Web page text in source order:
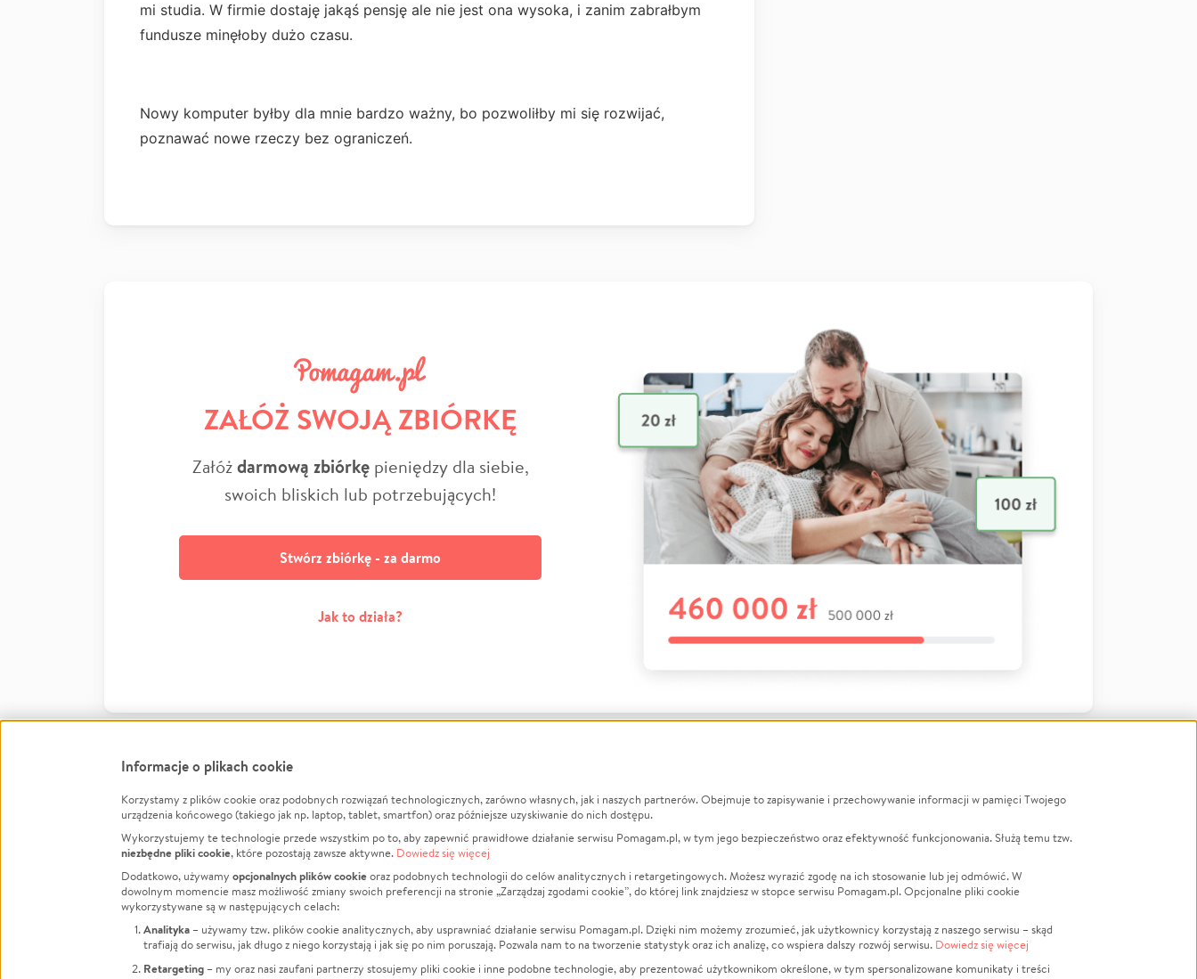
mi studia. W firmie dostaję jakąś pensję ale nie jest ona wysoka, i zanim zabrałbym
fundusze minęłoby dużo czasu.
Nowy komputer byłby dla mnie bardzo ważny, bo pozwoliłby mi się rozwijać,
poznawać nowe rzeczy bez ograniczeń.
ZAŁÓŻ SWOJĄ ZBIÓRKĘ
Załóżdarmową zbiórkępieniędzy dla siebie,
swoich bliskich lub potrzebujących!
Stwórz zbiórkę - za darmo
Jak to działa?
FacebookTwitter Instagram
LinkedInTikTok Youtube
Informacje
Jak to działa?
Regulamin
Polityka Prywatności
Kontakt
Porównanie serwisów
O nas
Opinie
Raporty
Za darmo
Dla NGO
Fundacja Pomagam.pl
Zbieraj na
Leczenie
Zwierzęta
Pożar
Sport
Pomoc Finansowa
LGBTQ+
Powódź
Wichura
Religia
Edukacja
Informacje o plikach cookie
Korzystamy z plików cookie oraz podobnych rozwiązań technologicznych, zarówno własnych, jak i naszych partnerów. Obejmuje to zapisywanie i przechowywanie informacji w pamięci Twojego
urządzenia końcowego (takiego jak np. laptop, tablet, smartfon) oraz późniejsze uzyskiwanie do nich dostępu.
Wykorzystujemy te technologie przede wszystkim po to, aby zapewnić prawidłowe działanie serwisu Pomagam.pl, w tym jego bezpieczeństwo oraz efektywność funkcjonowania. Służą temu tzw.
niezbędne pliki cookie, które pozostają zawsze aktywne. Dowiedz się więcej
Dodatkowo, używamy opcjonalnych plików cookieoraz podobnych technologii do celów analitycznych i retargetingowych. Możesz wyrazić zgodę na ich stosowanie lub jej odmówić. W
dowolnym momencie masz możliwość zmiany swoich preferencji na stronie „Zarządzaj zgodami cookie”, do której link znajdziesz w stopce serwisu Pomagam.pl. Opcjonalne pliki cookie
wykorzystywane są w następujących celach:
Analityka – używamy tzw. plików cookie analitycznych, aby usprawniać działanie serwisu Pomagam.pl. Dzięki nim możemy zrozumieć, jak użytkownicy korzystają z naszego serwisu – skąd
trafiają do serwisu, jak długo z niego korzystają i jak się po nim poruszają. Pozwala nam to na tworzenie statystyk oraz ich analizę, co wspiera dalszy rozwój serwisu. Dowiedz się więcej
Retargeting – my oraz nasi zaufani partnerzy stosujemy pliki cookie i inne podobne technologie, aby prezentować użytkownikom określone, w tym spersonalizowane komunikaty i treści